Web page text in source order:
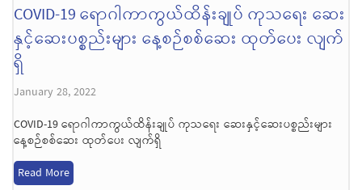
COVID-19 ရောဂါကာကွယ်ထိန်းချုပ် ကုသရေး ဆေး
နှင့်ဆေးပစ္စည်းများ နေ့စဉ်စစ်ဆေး ထုတ်ပေး လျက်
ရှိ
January 28, 2022
COVID-19 ရောဂါကာကွယ်ထိန်းချုပ် ကုသရေး ဆေးနှင့်ဆေးပစ္စည်းများ
နေ့စဉ်စစ်ဆေး ထုတ်ပေး လျက်ရှိ
Read More